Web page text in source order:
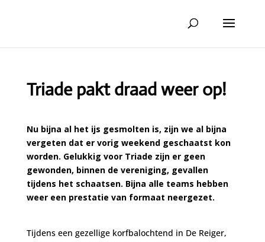
Triade pakt draad weer op!
Nu bijna al het ijs gesmolten is, zijn we al bijna
vergeten dat er vorig weekend geschaatst kon
worden. Gelukkig voor Triade zijn er geen
gewonden, binnen de vereniging, gevallen
tijdens het schaatsen. Bijna alle teams hebben
weer een prestatie van formaat neergezet.
Tijdens een gezellige korfbalochtend in De Reiger,